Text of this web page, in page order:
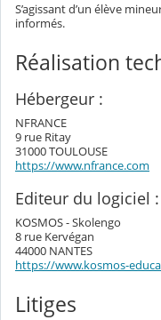
S’agissant d’un élève
informés.
Réalisation
Hébergeur :
NFRANCE
9 rue Ritay
31000 TOULOUSE
https://www.nfrance.com
Editeur du logiciel :
KOSMOS - Skolengo
8 rue Kervégan
44000 NANTES
https://www.kosmos-
Litiges